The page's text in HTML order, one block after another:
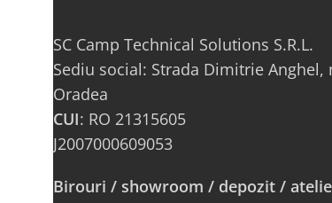
SC Camp Technical Solutions S.R.L.
Sediu social: Strada Dimitrie Anghel,
Oradea
CUI: RO 21315605
J2007000609053
Birouri / showroom / depozit /